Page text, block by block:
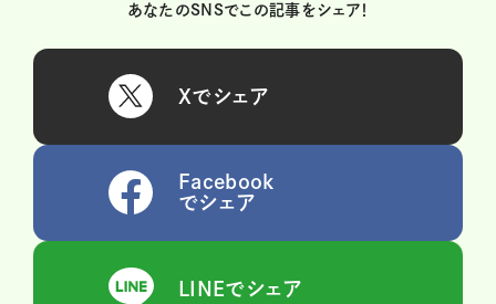
あなたのSNSでこの記事をシェア！
Xでシェア
Facebook
でシェア
LINEでシェア